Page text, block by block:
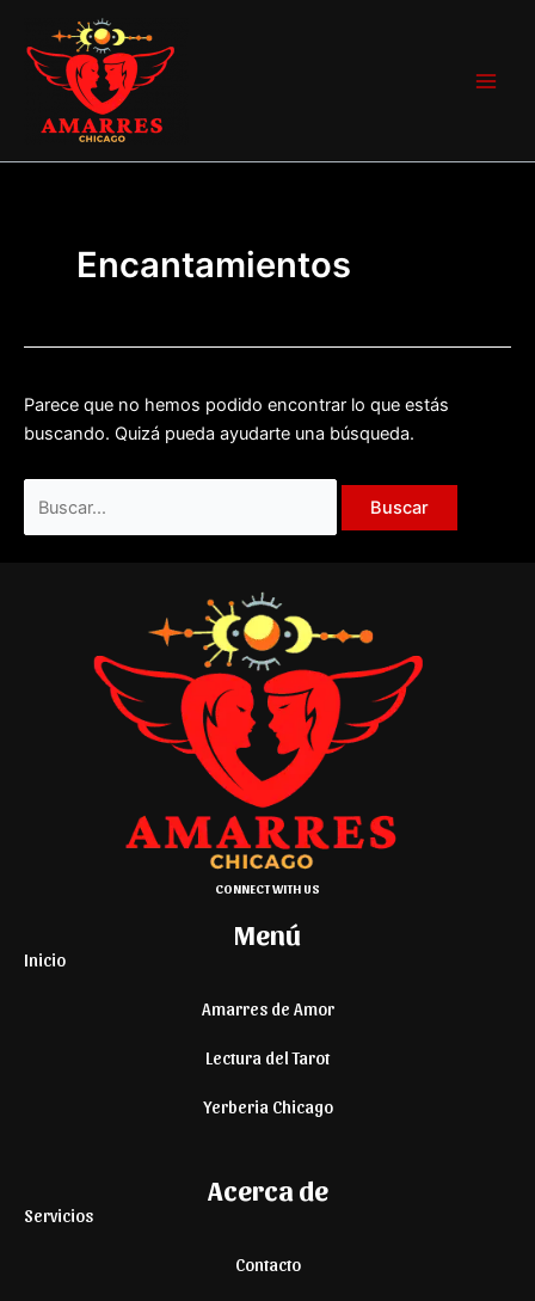
contenido
Encantamientos
Parece que no hemos podido encontrar lo que estás
buscando. Quizá pueda ayudarte una búsqueda.
por:
CONNECT WITH US
Menú
Inicio
Amarres de Amor
Lectura del Tarot
Yerberia Chicago
Acerca de
Servicios
Contacto